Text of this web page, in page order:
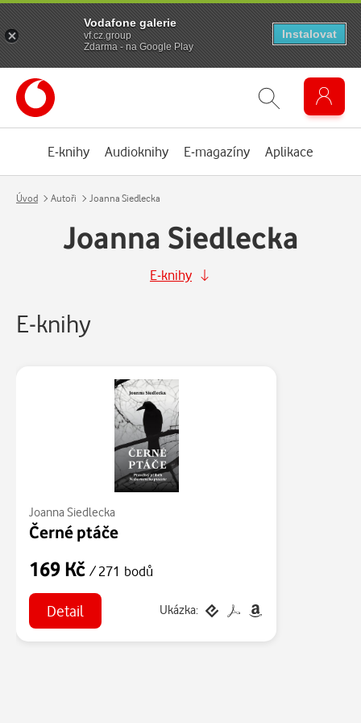
E-knihy Audioknihy E-magazíny Aplikace
Úvod Autoři Joanna Siedlecka
Joanna Siedlecka
E-knihy
E-knihy
Joanna Siedlecka
Černé ptáče
169 Kč / 271 bodů
Detail Ukázka:
Vodafone galerie
vf.cz.group
Zdarma - na Google Play
Instalovat